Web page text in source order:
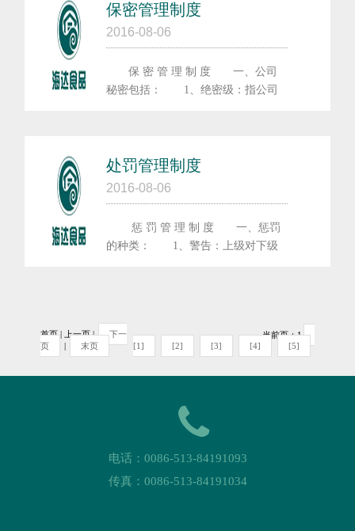
保密管理制度
2016-08-06
保 密 管 理 制 度 一、公司
秘密包括： 1、绝密级：指公司
处罚管理制度
2016-08-06
惩 罚 管 理 制 度 一、惩罚
的种类： 1、警告：上级对下级
首页 | 上一页 |
下一
页
| 末页
当前页：1
[1]
[2] [3] [4] [5]
电话：0086-513-84191093
传真：0086-513-84191034